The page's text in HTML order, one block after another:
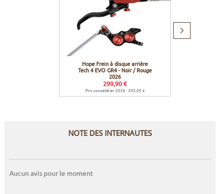
Hope Frein à disque arrière
Tech 4 EVO GR4 - Noir / Rouge
2026
299,90 €
Prix conseillé en 2026 : 305,00 €
Produit
NOTE DES INTERNAUTES
Aucun avis pour le moment